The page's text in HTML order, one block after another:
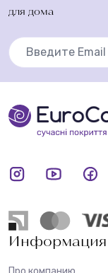
для дома
Информация